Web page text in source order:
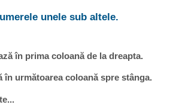
unele sub altele.
în prima coloană de la dreapta.
în următoarea coloană spre stânga.